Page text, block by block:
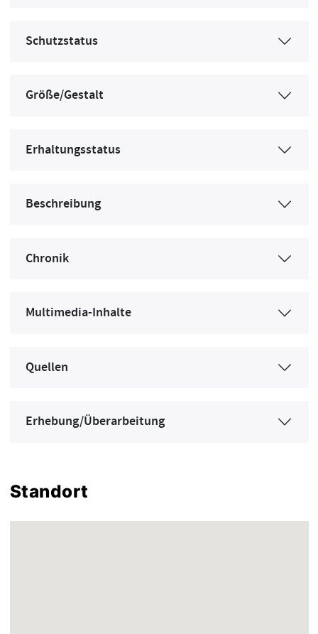
Schutzstatus
Größe/Gestalt
Erhaltungsstatus
Beschreibung
Chronik
Multimedia-Inhalte
Quellen
Erhebung/Überarbeitung
Standort